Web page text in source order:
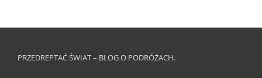
PRZEDREPTAĆ ŚWIAT – BLOG O PODRÓŻACH.